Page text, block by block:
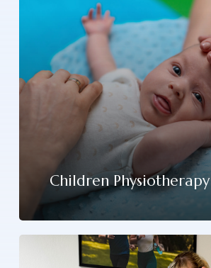
Children Physiotherapy